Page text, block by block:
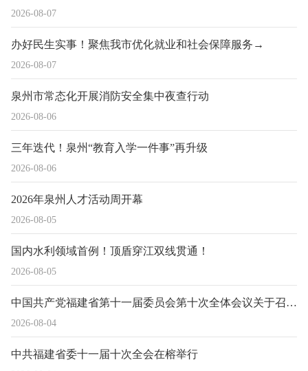
2026-08-07
2026-08-07
办好民生实事！聚焦我市优化就业和社会保障服务→
2026-08-06
泉州市常态化开展消防安全集中夜查行动
2026-08-06
三年迭代！泉州“教育入学一件事”再升级
2026-08-05
2026年泉州人才活动周开幕
2026-08-05
国内水利领域首例！顶盾穿江双线贯通！
2026-08-04
中国共产党福建省第十一届委员会第十次全体会议关于召开中国共产党福建省第十二次代表大会的决议
中共福建省委十一届十次全会在榕举行